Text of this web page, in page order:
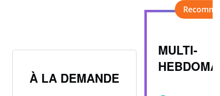
MULTI-
À LA DEMANDE